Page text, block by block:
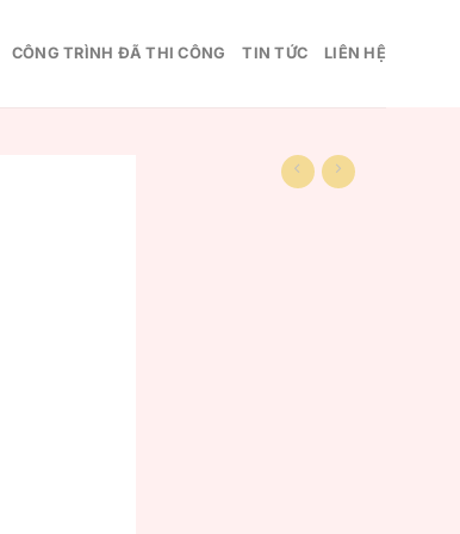
CÔNG TRÌNH ĐÃ THI CÔNG TIN TỨC LIÊN HỆ